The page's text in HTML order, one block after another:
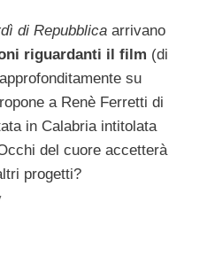
di Repubblica arrivano
riguardanti il film (di
su
a Renè Ferretti di
in Calabria intitolata
del cuore accetterà
progetti?